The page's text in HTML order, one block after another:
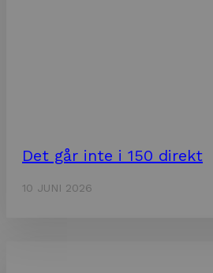
Det går inte i 150 direkt
10 JUNI 2026